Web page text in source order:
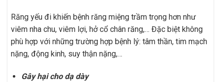
Răng yếu đi khiến bệnh răng miệng trầm trọng hơn như
viêm nha chu, viêm lợi, hở cổ chân răng,… Đặc biệt không
phù hợp với những trường hợp bệnh lý: tâm thần, tim mạch
nặng, động kinh, suy thận nặng,…
Gây hại cho dạ dày